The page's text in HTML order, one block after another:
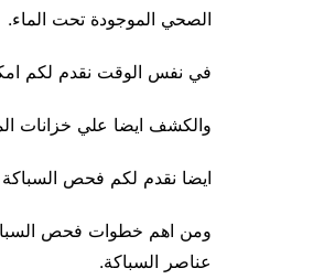
الصحي الموجودة تحت الماء.
في نفس الوقت نقدم لكم
والكشف ايضا علي خزانات
ايضا نقدم لكم فحص
ومن اهم خطوات فحص
عناصر السباكة.